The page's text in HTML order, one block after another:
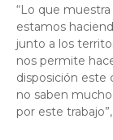
“Lo que
estamos
junto a los
nos permite
disposición este
no saben
por este